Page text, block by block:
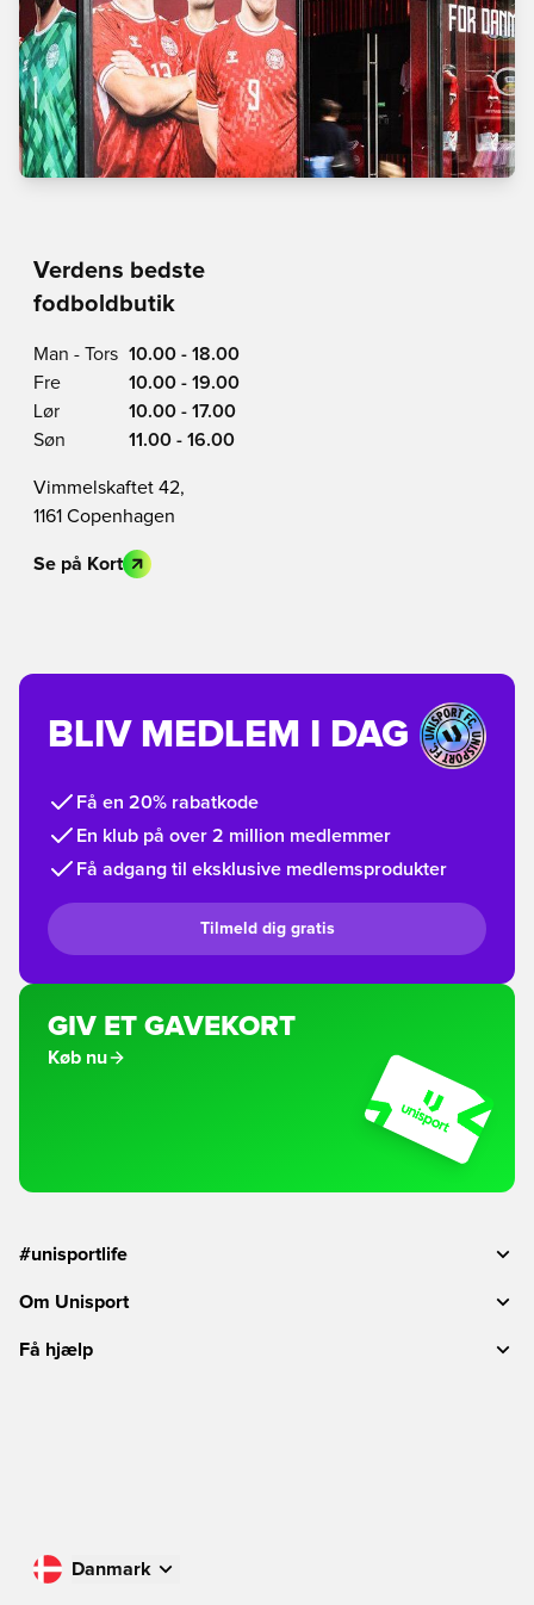
Verdens bedste
fodboldbutik
Man - Tors 10.00 - 18.00
Fre
10.00 - 19.00
Lør
10.00 - 17.00
Søn
11.00 - 16.00
Vimmelskaftet 42,
1161 Copenhagen
Se på Kort
BLIV MEDLEM I DAG
Få en 20% rabatkode
En klub på over 2 million medlemmer
Få adgang til eksklusive medlemsprodukter
Tilmeld dig gratis
GIV ET GAVEKORT
Køb nu
#unisportlife
Om Unisport
Få hjælp
Danmark